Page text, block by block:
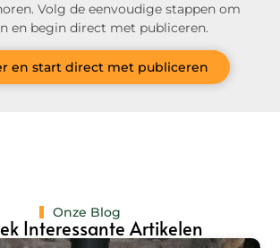
Volg de eenvoudige stappen om
en begin direct met publiceren.
en start direct met publiceren
Onze Blog
Interessante Artikelen